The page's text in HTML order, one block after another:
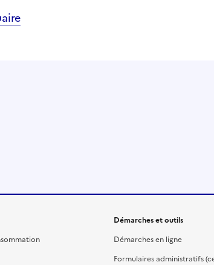
Démarches et outils
Démarches en ligne
Formulaires administratifs